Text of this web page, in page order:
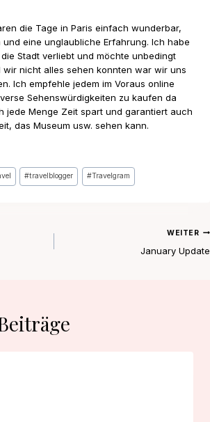
die Tage in Paris einfach wunderbar,
eine unglaubliche Erfahrung. Ich habe
Stadt verliebt und möchte unbedingt
wir nicht alles sehen konnten war wir uns
Ich empfehle jedem im Voraus online
Sehenswürdigkeiten zu kaufen da
jede Menge Zeit spart und garantiert auch
das Museum usw. sehen kann.
#travelblogger #Travelgram
WEITER
January Update